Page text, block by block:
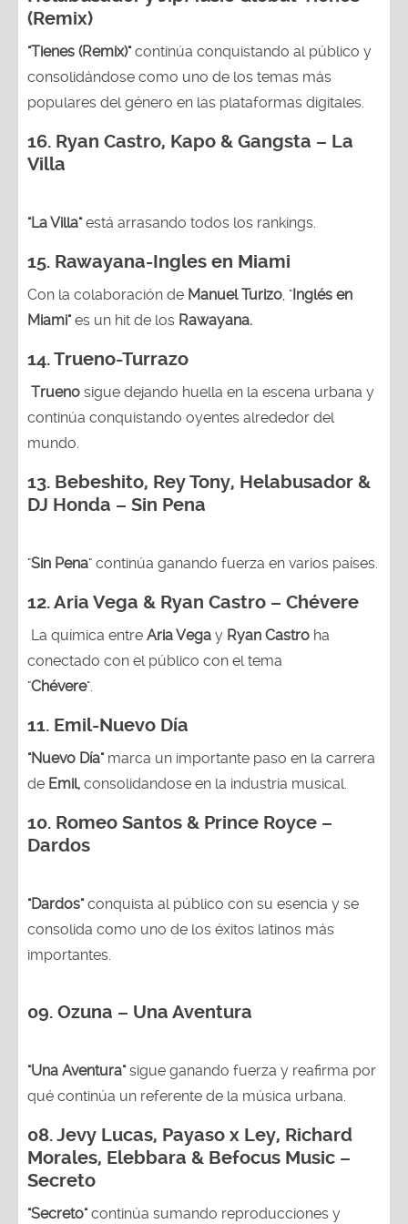
(Remix)
"Tienes (Remix)"continúa conquistando al público y
consolidándose como uno de los temas más
populares del género en las plataformas digitales.
16. Ryan Castro, Kapo & Gangsta – La
Villa
"La Villa"está arrasando todos los rankings.
15. Rawayana-Ingles en Miami
Con la colaboración de Manuel Turizo, " Inglés en
Miami"es un hit de los Rawayana.
14.Trueno-Turrazo
Trueno sigue dejando huella en la escena urbana y
continúa conquistando oyentes alrededor del
mundo.
13. Bebeshito, Rey Tony, Helabusador &
DJ Honda – Sin Pena
"Sin Pena" continúa ganando fuerza en varios países.
12. Aria Vega & Ryan Castro – Chévere
La química entre Aria Vega y Ryan Castro ha
conectado con el público con el tema
"Chévere".
11. Emil-Nuevo Día
"Nuevo Día"marca un importante paso en la carrera
de Emil, consolidandose en la industria musical.
10. Romeo Santos & Prince Royce –
Dardos
"Dardos"conquista al público con su esencia y se
consolida como uno de los éxitos latinos más
importantes.
09. Ozuna – Una Aventura
"Una Aventura"sigue ganando fuerza y reafirma por
qué continúa un referente de la música urbana.
08. Jevy Lucas, Payaso x Ley, Richard
Morales, Elebbara & Befocus Music –
Secreto
"Secreto"continúa sumando reproducciones y